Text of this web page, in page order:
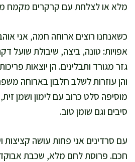
מלא או לצלחת עם קרקרים מקמח
כשאנחנו רוצים ארוחה חמה, אני
אפויות: טונה, ביצה, שיבולת שועל
גזר מגורד ותבלינים. הן יוצאות
והן עוזרות לשלב חלבון בארוחה
מוסיפה סלט כרוב עם לימון ושמן
סיבים וגם שומן טוב.
עם סרדינים אני פחות עושה קציצות
חכם. פרוסת לחם מלא, שכבת